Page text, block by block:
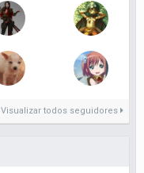
Visualizar todos seguidores